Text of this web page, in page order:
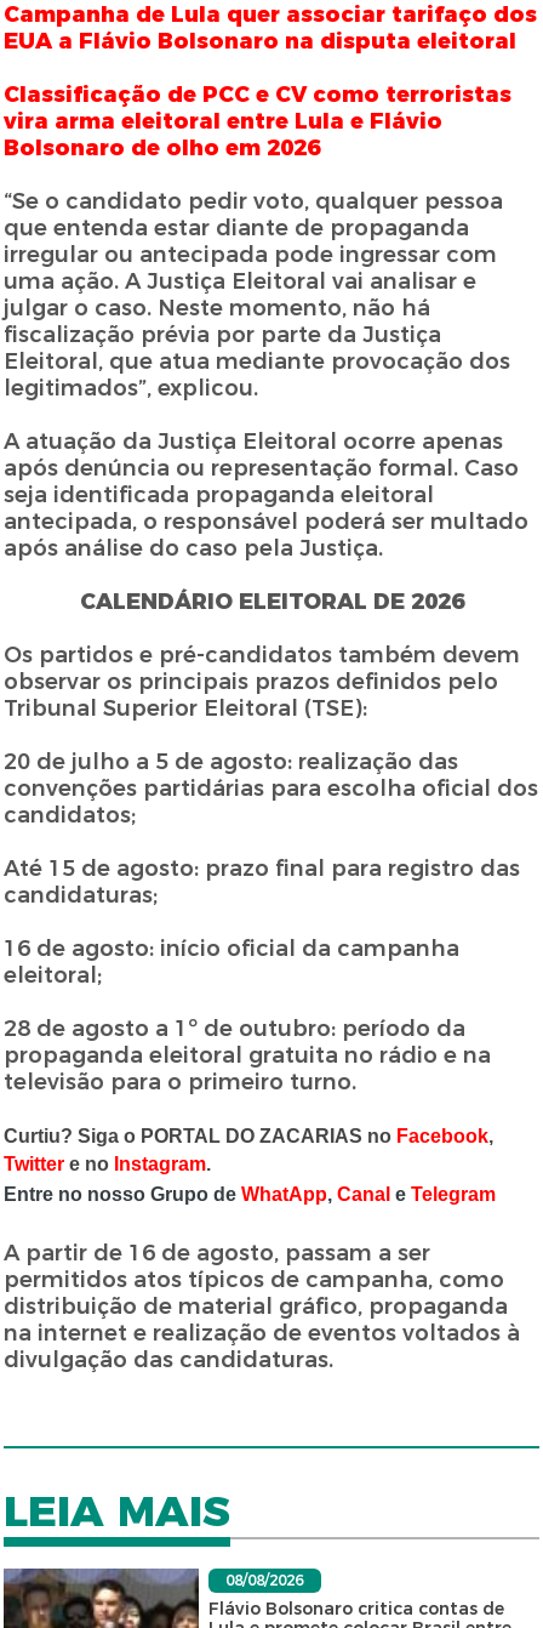
Campanha de Lula quer associar tarifaço dos
EUA a Flávio Bolsonaro na disputa eleitoral
Classificação de PCC e CV como terroristas
vira arma eleitoral entre Lula e Flávio
Bolsonaro de olho em 2026
“Se o candidato pedir voto, qualquer pessoa
que entenda estar diante de propaganda
irregular ou antecipada pode ingressar com
uma ação. A Justiça Eleitoral vai analisar e
julgar o caso. Neste momento, não há
fiscalização prévia por parte da Justiça
Eleitoral, que atua mediante provocação dos
legitimados”, explicou.
A atuação da Justiça Eleitoral ocorre apenas
após denúncia ou representação formal. Caso
seja identificada propaganda eleitoral
antecipada, o responsável poderá ser multado
após análise do caso pela Justiça.
CALENDÁRIO ELEITORAL DE 2026
Os partidos e pré-candidatos também devem
observar os principais prazos definidos pelo
Tribunal Superior Eleitoral (TSE):
20 de julho a 5 de agosto: realização das
convenções partidárias para escolha oficial dos
candidatos;
Até 15 de agosto: prazo final para registro das
candidaturas;
16 de agosto: início oficial da campanha
eleitoral;
28 de agosto a 1º de outubro: período da
propaganda eleitoral gratuita no rádio e na
televisão para o primeiro turno.
Curtiu? Siga o PORTAL DO ZACARIAS no Facebook,
Twitter e no Instagram.
Entre no nosso Grupo deWhatApp,Canal eTelegram
A partir de 16 de agosto, passam a ser
permitidos atos típicos de campanha, como
distribuição de material gráfico, propaganda
na internet e realização de eventos voltados à
divulgação das candidaturas.
LEIA MAIS
08/08/2026
Flávio Bolsonaro critica contas de